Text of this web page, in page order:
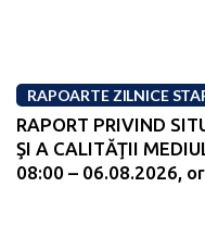
RAPOARTE ZILNICE
RAPORT PRIVIND
ŞI A CALITĂŢII
08:00 – 06.08.2026,